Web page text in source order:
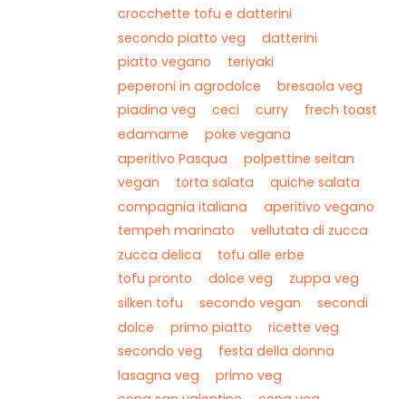
crocchette tofu e datterini
secondo piatto veg
datterini
piatto vegano
teriyaki
peperoni in agrodolce
bresaola veg
piadina veg
ceci curry
frech toast
edamame
poke vegana
aperitivo Pasqua
polpettine seitan
vegan
torta salata
quiche salata
compagnia italiana
aperitivo vegano
tempeh marinato
vellutata di zucca
zucca delica
tofu alle erbe
tofu pronto
dolce veg
zuppa veg
silken tofu
secondo vegan
secondi
dolce
primo piatto
ricette veg
secondo veg
festa della donna
lasagna veg
primo veg